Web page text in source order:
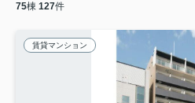
75棟 127件
賃貸マンション